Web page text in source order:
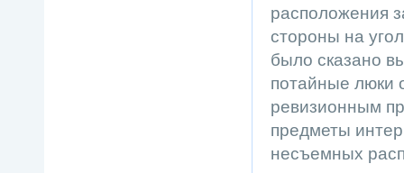
расположения
стороны на
было сказано
потайные люки
ревизионным
предметы
несъемных